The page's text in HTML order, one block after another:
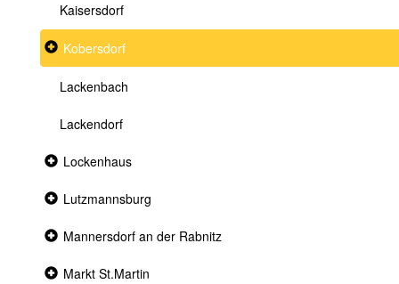
Kaisersdorf
Collapsed
section
Kobersdorf
Lackenbach
Lackendorf
Collapsed
Lockenhaus
Collapsed
Lutzmannsburg
Collapsed
Mannersdorf an der Rabnitz
Collapsed
Markt St.Martin